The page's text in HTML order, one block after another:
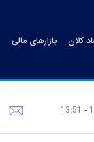
کلان بازارهای مالی